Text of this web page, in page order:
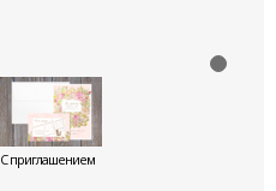
С приглашением